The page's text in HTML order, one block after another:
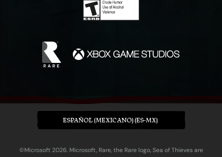
ESPAÑOL (MEXICANO) (ES-MX)
©Microsoft 2026. Microsoft, Rare, the Rare logo, Sea of Thieves are